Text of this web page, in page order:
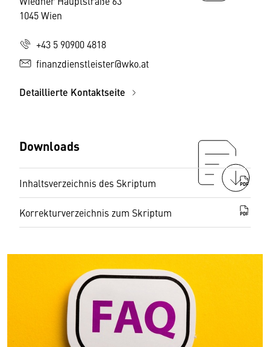
1045 Wien
+43 5 90900 4818
finanzdienstleister@wko.at
Detaillierte Kontaktseite
Downloads
Inhaltsverzeichnis des Skriptum PDF
Korrekturverzeichnis zum Skriptum PDF